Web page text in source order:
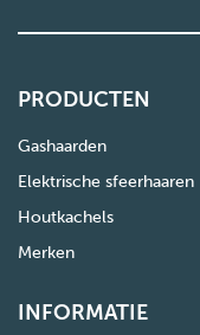
PRODUCTEN
Gashaarden
Elektrische sfeerhaaren
Houtkachels
Merken
INFORMATIE